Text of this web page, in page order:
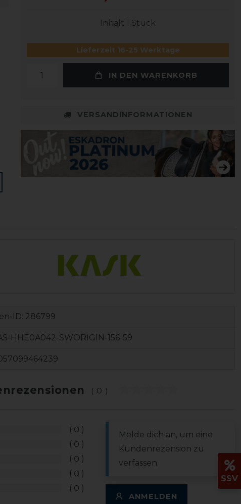
Inhalt 1 Stück
Lieferzeit 16-25 Werktage
IN DEN WARENKORB
VERSANDINFORMATIONEN
ID: 286799
HHE0A042-SWORIGIN-156-59
(0)
0
0
0
0
0
Melde dich an, um eine
Kundenrezension zu
verfassen.
ANMELDEN
SSV